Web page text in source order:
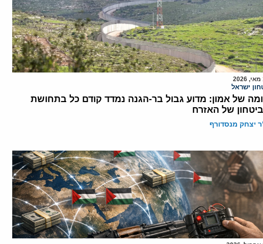
ישראל
של אמון: מדוע גבול בר-הגנה נמדד קודם כל בתחושת
של האזרח
יצחק מנסדורף